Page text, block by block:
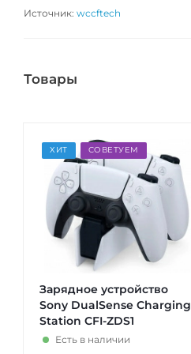
Источник: wccftech
Товары
ХИТ СОВЕТУЕМ
Зарядное устройство
Sony DualSense Charging
Station CFI-ZDS1
Есть в наличии